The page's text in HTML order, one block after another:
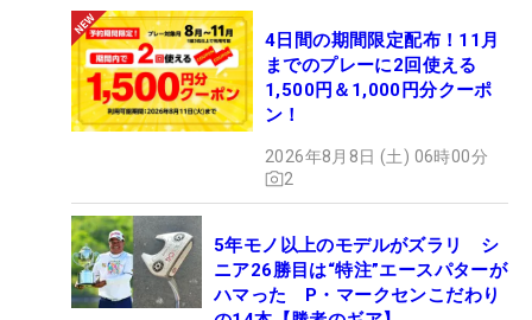
4日間の期間限定配布！11月
までのプレーに2回使える
1,500円＆1,000円分クーポ
ン！
2026年8月8日 (土) 06時00分
2
5年モノ以上のモデルがズラリ シ
ニア26勝目は“特注”エースパターが
ハマった P・マークセンこだわり